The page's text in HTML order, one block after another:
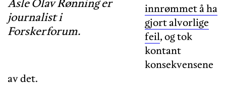
Asle Olav Rønning er
journalist i
Forskerforum.
innrømmet å ha
gjort alvorlige
feil, og tok
kontant
konsekvensene
av det.